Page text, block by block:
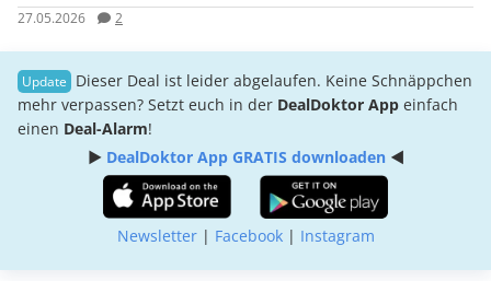
27.05.2026 2
Dieser Deal ist leider abgelaufen. Keine Schnäppchen
mehr verpassen? Setzt euch in der DealDoktor App einfach
einen Deal-Alarm!
► DealDoktor App GRATIS downloaden◄
Newsletter| Facebook| Instagram